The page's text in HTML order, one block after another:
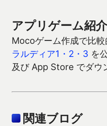
アプリゲーム紹介
Mocoゲーム作成で比
ラルディア1・2・3 を
及び App Store でダウ
関連ブログ